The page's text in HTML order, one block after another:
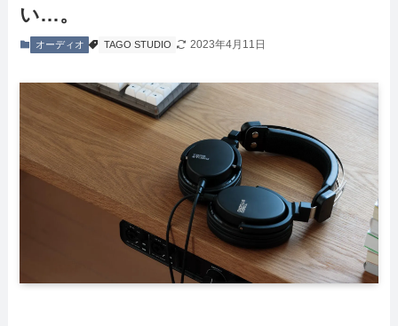
い…。
オーディオ TAGO STUDIO 2023年4月11日